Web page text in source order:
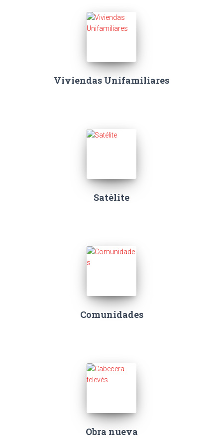
Viviendas Unifamiliares
Satélite
Comunidades
Obra nueva